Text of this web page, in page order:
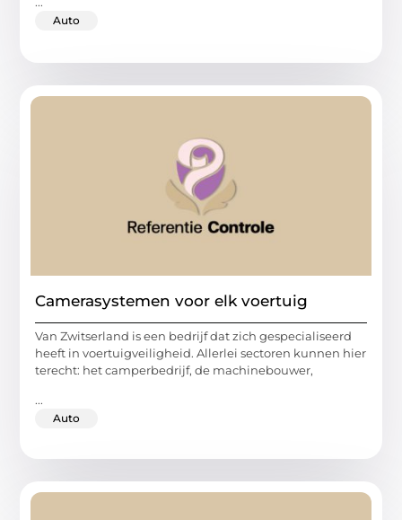
Auto
Camerasystemen voor elk voertuig
Van Zwitserland is een bedrijf dat zich gespecialiseerd
heeft in voertuigveiligheid. Allerlei sectoren kunnen hier
terecht: het camperbedrijf, de machinebouwer,
...
Auto